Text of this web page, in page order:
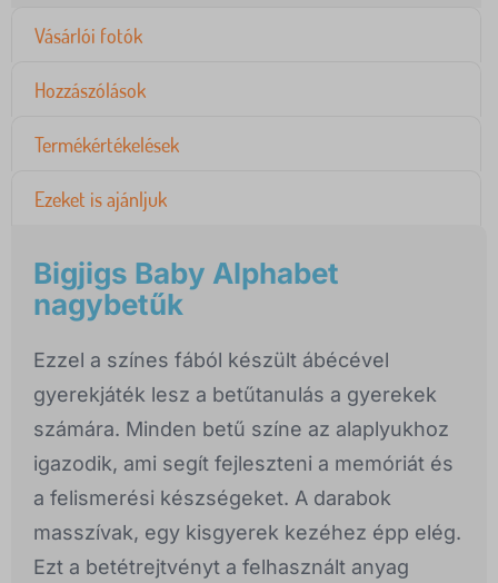
Vásárlói fotók
Hozzászólások
Termékértékelések
Ezeket is ajánljuk
Bigjigs Baby Alphabet
nagybetűk
Ezzel a színes fából készült ábécével
gyerekjáték lesz a betűtanulás a gyerekek
számára. Minden betű színe az alaplyukhoz
igazodik, ami segít fejleszteni a memóriát és
a felismerési készségeket. A darabok
masszívak, egy kisgyerek kezéhez épp elég.
Ezt a betétrejtvényt a felhasznált anyag